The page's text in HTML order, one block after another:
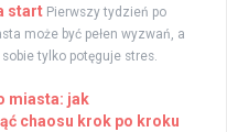
start Pierwszy tydzień po
może być pełen wyzwań, a
tylko potęguje stres.
miasta: jak
chaosu krok po kroku